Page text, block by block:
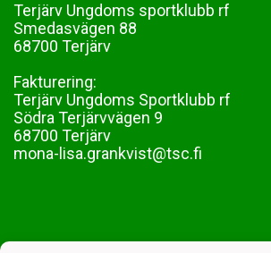
Terjärv Ungdoms sportklubb rf
Smedasvägen 88
68700 Terjärv
Fakturering:
Terjärv Ungdoms Sportklubb rf
Södra Terjärvvägen 9
68700 Terjärv
mona-lisa.grankvist@tsc.fi